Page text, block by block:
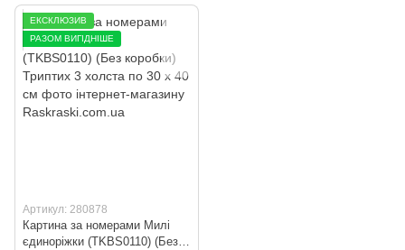
ЕКСКЛЮЗИВ
РАЗОМ ВИГІДНІШЕ
Артикул: 280878
Картина за номерами Милі
єдиноріжки (TKBS0110) (Без